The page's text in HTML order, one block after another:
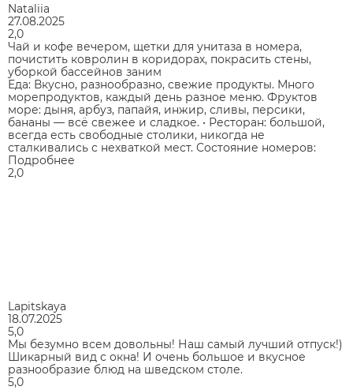
Nataliia
27.08.2025
2,0
Чай и кофе вечером, щетки для унитаза в номера,
почистить ковролин в коридорах, покрасить стены,
уборкой бассейнов заним
Еда: Вкусно, разнообразно, свежие продукты. Много
морепродуктов, каждый день разное меню. Фруктов
море: дыня, арбуз, папайя, инжир, сливы, персики,
бананы — всё свежее и сладкое. • Ресторан: большой,
всегда есть свободные столики, никогда не
сталкивались с нехваткой мест. Состояние номеров:
Подробнее
2,0
Lapitskaya
18.07.2025
5,0
Мы безумно всем довольны! Наш самый лучший отпуск!)
Шикарный вид с окна! И очень большое и вкусное
разнообразие блюд на шведском столе.
5,0